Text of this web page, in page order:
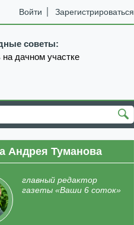
Войти Зарегистрироваться
советы:
на дачном участке
январь февраль
Андрея Туманова
главный редактор
газеты «Ваши 6 соток»